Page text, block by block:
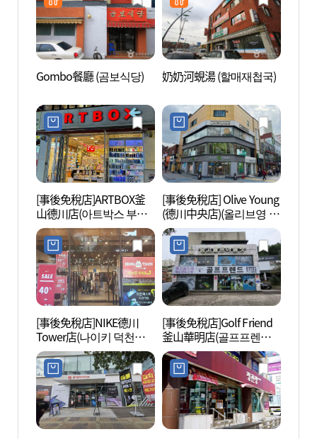
Gombo餐廳 (곰보식당) 奶奶河蜆湯 (할매재첩국)
[事後免稅店]ARTBOX釜
山德川店(아트박스 부산
덕천점)
[事後免稅店] Olive Young
(德川中央店)(올리브영 덕
천중앙점)
[事後免稅店]NIKE德川
Tower店(나이키 덕천타
워점)
[事後免稅店]Golf Friend
釜山華明店(골프프렌드
골때려골프 부산화명점)